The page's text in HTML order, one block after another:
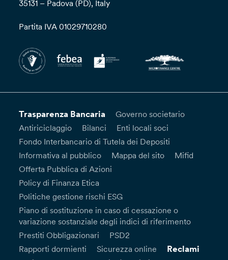
35131 – Padova (PD), Italy
Partita IVA 01029710280
Trasparenza Bancaria
Governo societario
Antiriciclaggio
Bilanci
Enti locali soci
Fondo Interbancario di Tutela dei Depositi
Informativa al pubblico
Mappa del sito
Mifid
Offerta Pubblica di Azioni
Policy di Finanza Etica
Politiche gestione rischi ESG
Piano di sostituzione in caso di cessazione o
variazione sostanziale degli indici di riferimento
Prestiti Obbligazionari
PSD2
Rapporti dormienti
Sicurezza online Reclami